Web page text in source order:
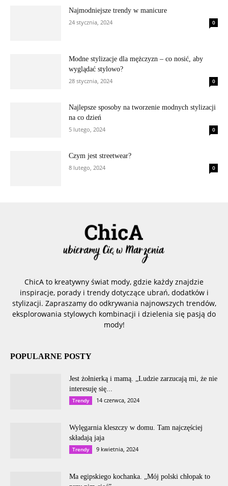
Najmodniejsze trendy w manicure
24 stycznia, 2024
0
Modne stylizacje dla mężczyzn – co nosić, aby
wyglądać stylowo?
28 stycznia, 2024
0
Najlepsze sposoby na tworzenie modnych stylizacji
na co dzień
5 lutego, 2024
0
Czym jest streetwear?
8 lutego, 2024
0
ChicA to kreatywny świat mody, gdzie każdy znajdzie
inspiracje, porady i trendy dotyczące ubrań, dodatków i
stylizacji. Zapraszamy do odkrywania najnowszych trendów,
eksplorowania stylowych kombinacji i dzielenia się pasją do
mody!
POPULARNE POSTY
Jest żołnierką i mamą. „Ludzie zarzucają mi, że nie
interesuję się...
Trendy 14 czerwca, 2024
Wylęgarnia kleszczy w domu. Tam najczęściej
składają jaja
Trendy 9 kwietnia, 2024
Ma egipskiego kochanka. „Mój polski chłopak to